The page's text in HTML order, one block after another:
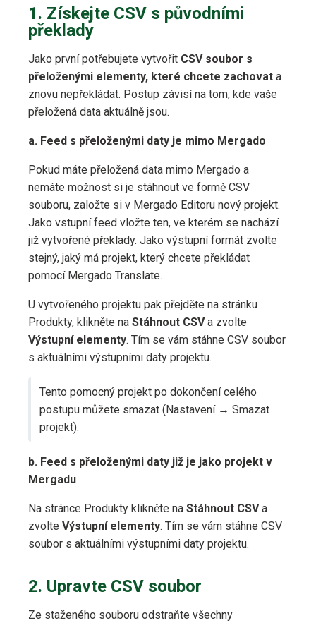
1. Získejte CSV s původními
překlady
Jako první potřebujete vytvořit CSV soubor s
přeloženými elementy, které chcete zachovat a
znovu nepřekládat. Postup závisí na tom, kde vaše
přeložená data aktuálně jsou.
a. Feed s přeloženými daty je mimo Mergado
Pokud máte přeložená data mimo Mergado a
nemáte možnost si je stáhnout ve formě CSV
souboru, založte si v Mergado Editoru nový projekt.
Jako vstupní feed vložte ten, ve kterém se nachází
již vytvořené překlady. Jako výstupní formát zvolte
stejný, jaký má projekt, který chcete překládat
pomocí Mergado Translate.
U vytvořeného projektu pak přejděte na stránku
Produkty, klikněte na Stáhnout CSVa zvolte
Výstupní elementy. Tím se vám stáhne CSV soubor
s aktuálními výstupními daty projektu.
Tento pomocný projekt po dokončení celého
postupu můžete smazat (Nastavení → Smazat
projekt).
b. Feed s přeloženými daty již je jako projekt v
Mergadu
Na stránce Produkty klikněte na Stáhnout CSVa
zvolte Výstupní elementy. Tím se vám stáhne CSV
soubor s aktuálními výstupními daty projektu.
2. Upravte CSV soubor
Ze staženého souboru odstraňte všechny